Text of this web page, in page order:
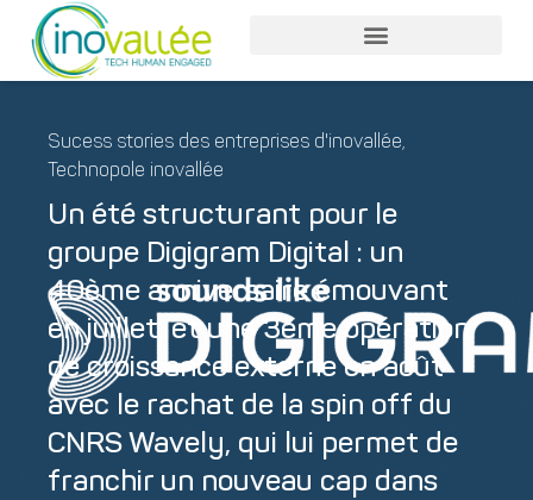
Sucess stories des entreprises d'inovallée,
Technopole inovallée
Un été structurant pour le
groupe Digigram Digital : un
40ème anniversaire émouvant
en juillet, et une 3ème opération
de croissance externe en août
avec le rachat de la spin off du
CNRS Wavely, qui lui permet de
franchir un nouveau cap dans